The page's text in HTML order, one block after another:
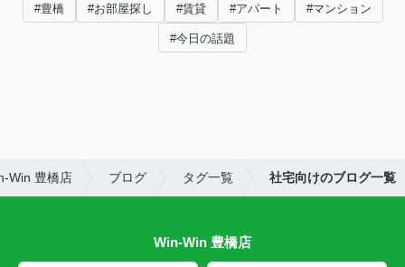
#豊橋 #お部屋探し #賃貸 #アパート #マンション
#今日の話題
Win 豊橋店 ブログ タグ一覧 社宅向けのブログ一覧
Win-Win 豊橋店